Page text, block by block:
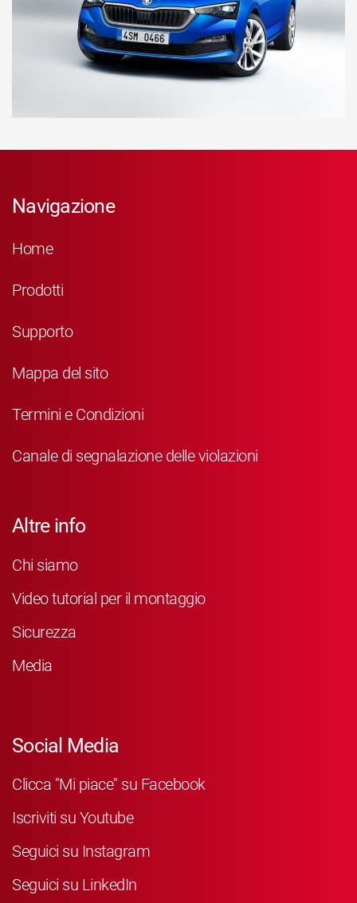
Navigazione
Home
Prodotti
Supporto
Mappa del sito
Termini e Condizioni
Canale di segnalazione delle violazioni
Altre info
Chi siamo
Video tutorial per il montaggio
Sicurezza
Media
Social Media
Clicca "Mi piace" su Facebook
Iscriviti su Youtube
Seguici su Instagram
Seguici su LinkedIn